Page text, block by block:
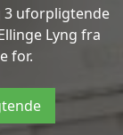
3 uforpligtende
Lyng fra
for.